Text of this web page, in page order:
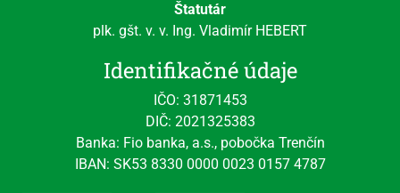
Štatutár
plk. gšt. v. v. Ing. Vladimír HEBERT
Identifikačné údaje
IČO: 31871453
DIČ: 2021325383
Banka: Fio banka, a.s., pobočka Trenčín
IBAN: SK53 8330 0000 0023 0157 4787